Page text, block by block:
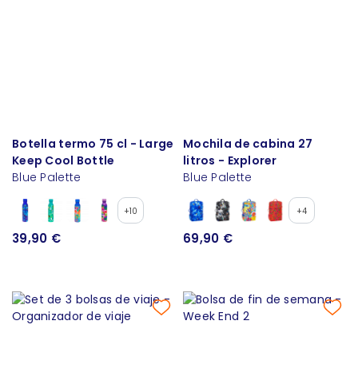
Botella termo 75 cl - Large
Keep Cool Bottle
Blue Palette
+10
39,90 €
Mochila de cabina 27
litros - Explorer
Blue Palette
+4
69,90 €